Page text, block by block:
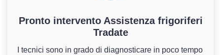
Pronto intervento Assistenza frigoriferi
Tradate
I tecnici sono in grado di diagnosticare in poco tempo